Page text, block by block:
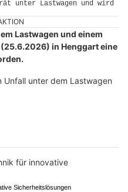
Lastwagen und einem
in Henggart eine
unter dem Lastwagen
Sicherheitslösungen